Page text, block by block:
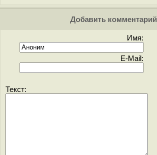
Добавить комментарий
Имя:
E-Mail:
Текст: